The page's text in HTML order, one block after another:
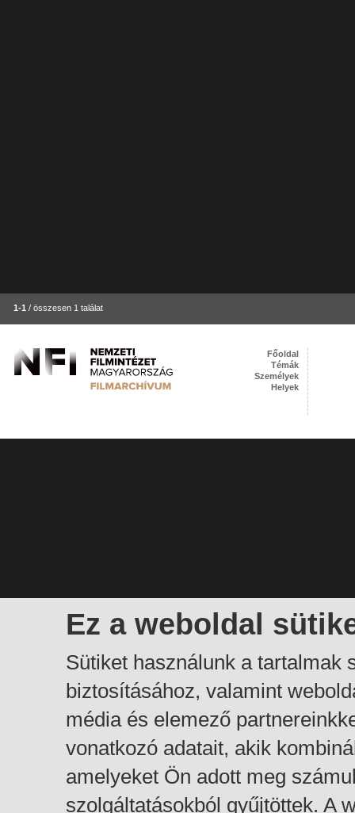
1-1 / összesen 1 találat
Ez a weboldal
Sütiket használunk a tartalmak
biztosításához, valamint
média és elemező
vonatkozó adatait, akik
amelyeket Ön adott meg
szolgáltatásokból gyűjtöttek. A
Főoldal
Témák
Személyek
Helyek